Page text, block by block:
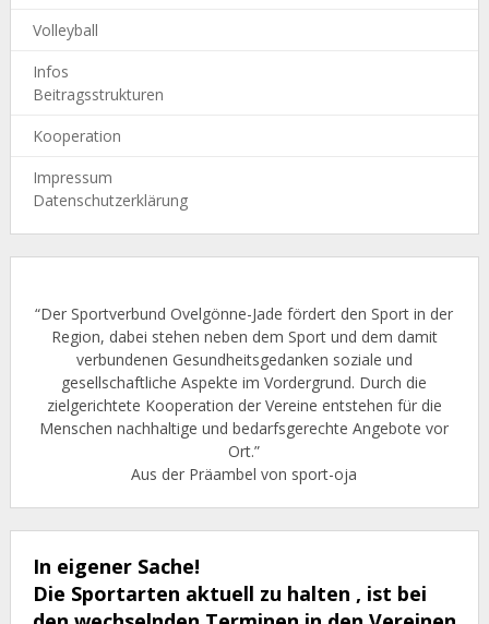
Volleyball
Infos
Beitragsstrukturen
Kooperation
Impressum
Datenschutzerklärung
“Der Sportverbund Ovelgönne-Jade fördert den Sport in der
Region, dabei stehen neben dem Sport und dem damit
verbundenen Gesundheitsgedanken soziale und
gesellschaftliche Aspekte im Vordergrund. Durch die
zielgerichtete Kooperation der Vereine entstehen für die
Menschen nachhaltige und bedarfsgerechte Angebote vor
Ort.”
Aus der Präambel von sport-oja
In eigener Sache!
Die Sportarten aktuell zu halten , ist bei